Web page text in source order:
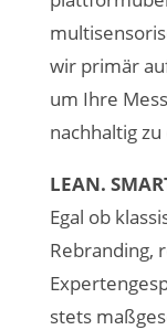
wir primär
um Ihre
nachhaltig
LEAN.
Egal ob
Rebranding,
stets